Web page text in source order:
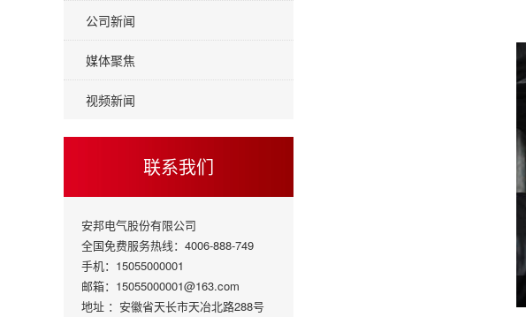
公司新闻
媒体聚焦
视频新闻
联系我们
安邦电气股份有限公司
全国免费服务热线：4006-888-749
手机：15055000001
邮箱：15055000001@163.com
地址 ：安徽省天长市天冶北路288号